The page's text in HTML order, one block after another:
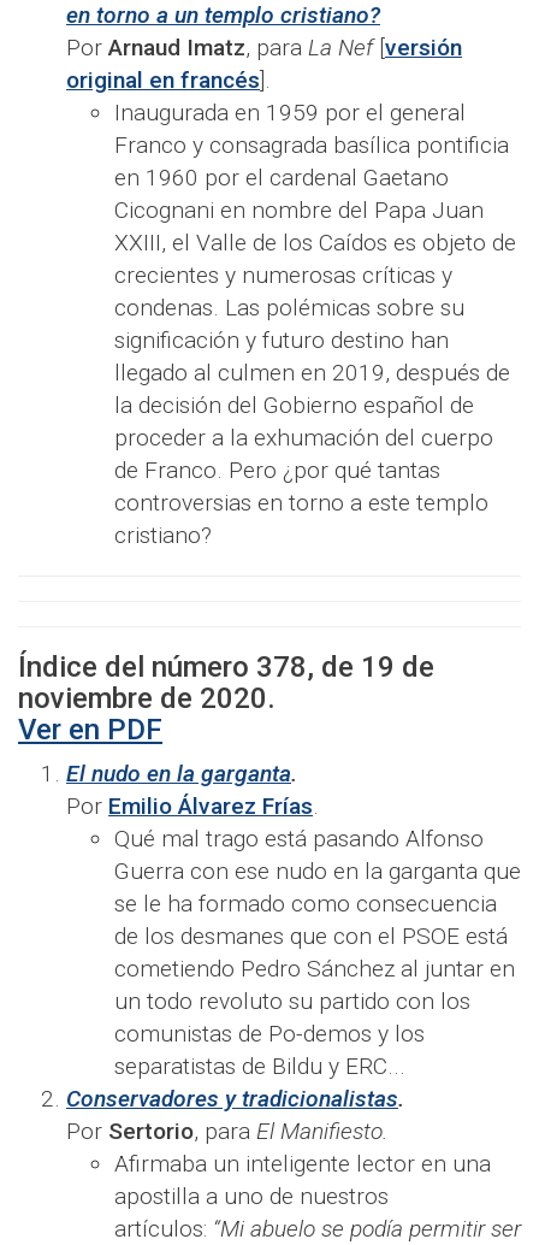
en torno a un templo cristiano?
Por Arnaud Imatz, para La Nef[versión
original en francés].
Inaugurada en 1959 por el general
Franco y consagrada basílica pontificia
en 1960 por el cardenal Gaetano
Cicognani en nombre del Papa Juan
XXIII, el Valle de los Caídos es objeto de
crecientes y numerosas críticas y
condenas. Las polémicas sobre su
significación y futuro destino han
llegado al culmen en 2019, después de
la decisión del Gobierno español de
proceder a la exhumación del cuerpo
de Franco. Pero ¿por qué tantas
controversias en torno a este templo
cristiano?
Índice del número 378, de 19 de
noviembre de 2020.
Ver en PDF
El nudo en la garganta.
Por Emilio Álvarez Frías.
Qué mal trago está pasando Alfonso
Guerra con ese nudo en la garganta que
se le ha formado como consecuencia
de los desmanes que con el PSOE está
cometiendo Pedro Sánchez al juntar en
un todo revoluto su partido con los
comunistas de Po-demos y los
separatistas de Bildu y ERC...
Conservadores y tradicionalistas.
Por Sertorio, para El Manifiesto.
Afirmaba un inteligente lector en una
apostilla a uno de nuestros
artículos: “Mi abuelo se podía permitir ser